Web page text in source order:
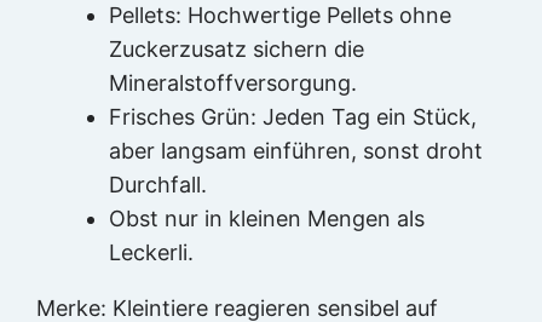
Pellets: Hochwertige Pellets ohne
Zuckerzusatz sichern die
Mineralstoffversorgung.
Frisches Grün: Jeden Tag ein Stück,
aber langsam einführen, sonst droht
Durchfall.
Obst nur in kleinen Mengen als
Leckerli.
Merke: Kleintiere reagieren sensibel auf